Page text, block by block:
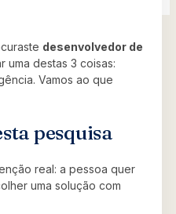
desenvolvedor de
uma destas 3 coisas:
Vamos ao que
pesquisa
real: a pessoa quer
uma solução com